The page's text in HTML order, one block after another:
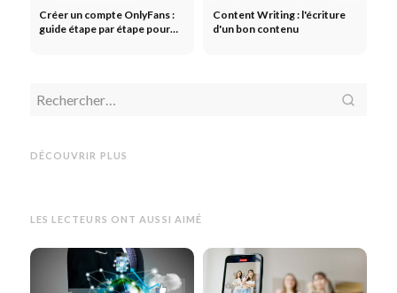
Créer un compte OnlyFans :
guide étape par étape pour
Content Writing : l'écriture
d'un bon contenu
DÉCOUVRIR PLUS
influenceurs : calculez
LES LECTEURS ONT AUSSI AIMÉ